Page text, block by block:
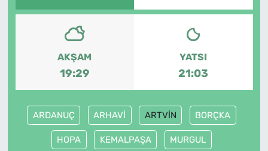
AKŞAM
19:29
YATSI
21:03
ARDANUÇ ARHAVİ ARTVİN BORÇKA
HOPA KEMALPAŞA MURGUL